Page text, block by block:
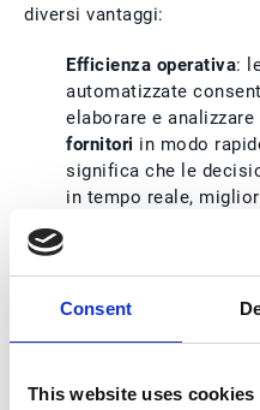
Consent
This website uses cookies
diversi vantaggi:
Efficienza operativa:
automatizzate
elaborare e analizzare
fornitori in modo
significa che le
in tempo reale,
sui fornitori siano
accurate, riducendo
Trasparenza e